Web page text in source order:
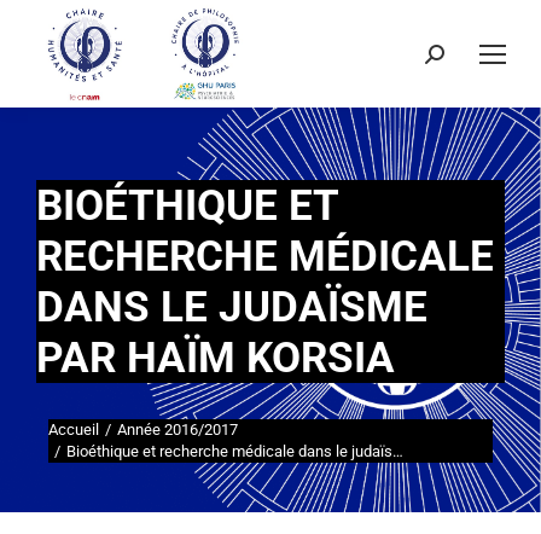
BIOÉTHIQUE ET
RECHERCHE MÉDICALE
DANS LE JUDAÏSME
PAR HAÏM KORSIA
Vous êtes ici :
Accueil
Année 2016/2017
Bioéthique et recherche médicale dans le judaïs…